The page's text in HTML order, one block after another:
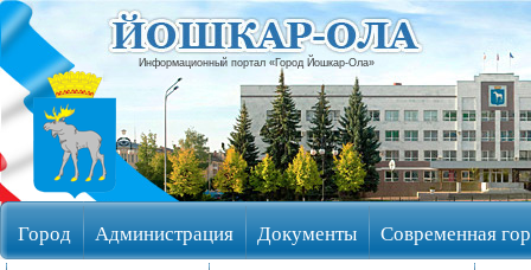
Информационный портал «Город Йошкар-Ола»
Город Администрация Документы Современная